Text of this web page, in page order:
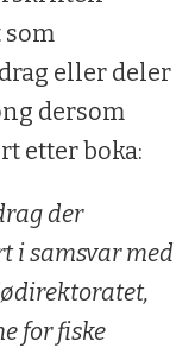
eller deler
dersom
etter boka:
der
i samsvar med
for fiske